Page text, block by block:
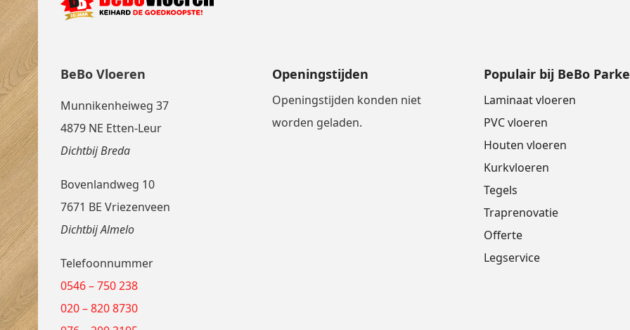
BeBo Vloeren
Munnikenheiweg 37
4879 NE Etten-Leur
Dichtbij Breda
Bovenlandweg 10
7671 BE Vriezenveen
Dichtbij Almelo
Telefoonnummer
0546 – 750 238
020 – 820 8730
Openingstijden
Openingstijden konden niet
worden geladen.
Populair bij BeBo
Laminaat vloeren
PVC vloeren
Houten vloeren
Kurkvloeren
Tegels
Traprenovatie
Offerte
Legservice